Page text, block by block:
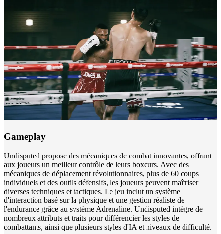
Gameplay
Undisputed propose des mécaniques de combat innovantes, offrant
aux joueurs un meilleur contrôle de leurs boxeurs. Avec des
mécaniques de déplacement révolutionnaires, plus de 60 coups
individuels et des outils défensifs, les joueurs peuvent maîtriser
diverses techniques et tactiques. Le jeu inclut un système
d'interaction basé sur la physique et une gestion réaliste de
l'endurance grâce au système Adrenaline. Undisputed intègre de
nombreux attributs et traits pour différencier les styles de
combattants, ainsi que plusieurs styles d'IA et niveaux de difficulté.